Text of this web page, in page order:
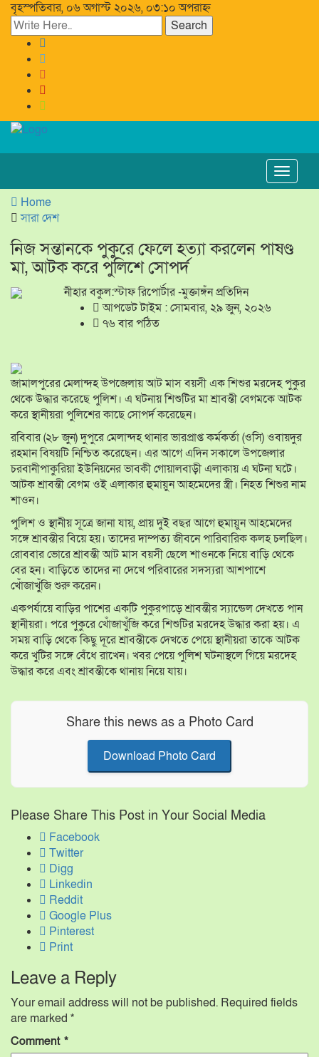
বৃহস্পতিবার, ০৬ অগাস্ট ২০২৬, ০৩:১০ অপরাহ্ন
Search
Toggle
Home
সারা দেশ
নিজ সন্তানকে পুকুরে ফেলে হত্যা করলেন পাষণ্ড
মা, আটক করে পুলিশে সোপর্দ
নীহার বকুল:স্টাফ রিপোর্টার -মুক্তাঙ্গঁন প্রতিদিন
আপডেট টাইম : সোমবার, ২৯ জুন, ২০২৬
৭৬ বার পঠিত
জামালপুরের মেলান্দহ উপজেলায় আট মাস বয়সী এক শিশুর মরদেহ পুকুর
থেকে উদ্ধার করেছে পুলিশ। এ ঘটনায় শিশুটির মা শ্রাবন্তী বেগমকে আটক
করে স্থানীয়রা পুলিশের কাছে সোপর্দ করেছেন।
রবিবার (২৮ জুন) দুপুরে মেলান্দহ থানার ভারপ্রাপ্ত কর্মকর্তা (ওসি) ওবায়দুর
রহমান বিষয়টি নিশ্চিত করেছেন। এর আগে এদিন সকালে উপজেলার
চরবানীপাকুরিয়া ইউনিয়নের ভাবকী গোয়ালবাড়ী এলাকায় এ ঘটনা ঘটে।
আটক শ্রাবন্তী বেগম ওই এলাকার হুমায়ুন আহমেদের স্ত্রী। নিহত শিশুর নাম
শাওন।
পুলিশ ও স্থানীয় সূত্রে জানা যায়, প্রায় দুই বছর আগে হুমায়ুন আহমেদের
সঙ্গে শ্রাবন্তীর বিয়ে হয়। তাদের দাম্পত্য জীবনে পারিবারিক কলহ চলছিল।
রোববার ভোরে শ্রাবন্তী আট মাস বয়সী ছেলে শাওনকে নিয়ে বাড়ি থেকে
বের হন। বাড়িতে তাদের না দেখে পরিবারের সদস্যরা আশপাশে
খোঁজাখুঁজি শুরু করেন।
একপর্যায়ে বাড়ির পাশের একটি পুকুরপাড়ে শ্রাবন্তীর স্যান্ডেল দেখতে পান
স্থানীয়রা। পরে পুকুরে খোঁজাখুঁজি করে শিশুটির মরদেহ উদ্ধার করা হয়। এ
সময় বাড়ি থেকে কিছু দূরে শ্রাবন্তীকে দেখতে পেয়ে স্থানীয়রা তাকে আটক
করে খুটির সঙ্গে বেঁধে রাখেন। খবর পেয়ে পুলিশ ঘটনাস্থলে গিয়ে মরদেহ
উদ্ধার করে এবং শ্রাবন্তীকে থানায় নিয়ে যায়।
Share this news as a Photo Card
Download Photo Card
Please Share This Post in Your Social Media
Facebook
Twitter
Digg
Linkedin
Reddit
Google Plus
Pinterest
Print
Leave a Reply
Your email address will not be published. Required fields
are marked *
Comment *